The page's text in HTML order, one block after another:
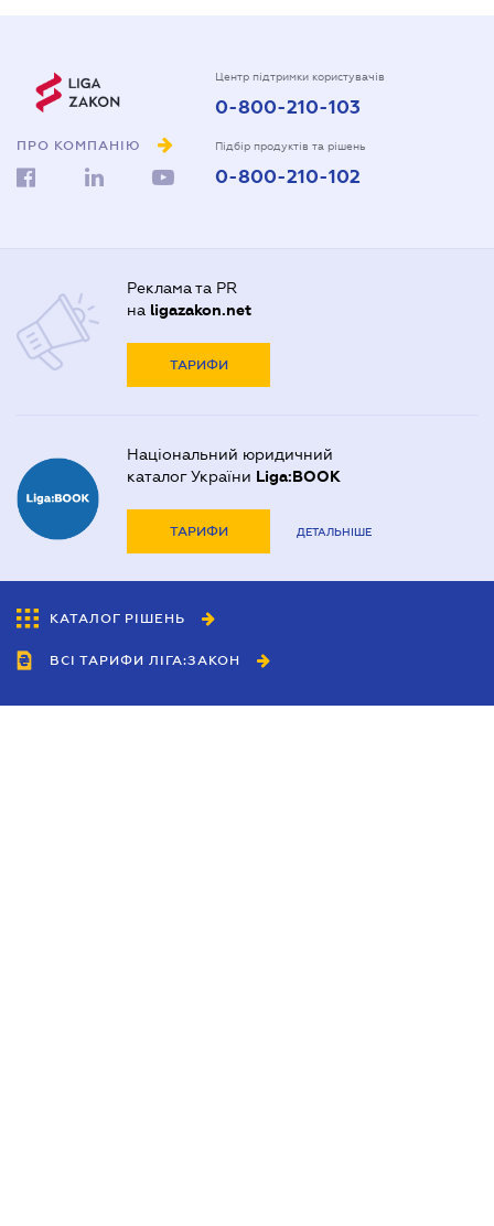
ПРО КОМПАНІЮ
Центр підтримки користувачів
0-800-210-103
Підбір продуктів та рішень
0-800-210-102
Реклама та PR
на ligazakon.net
ТАРИФИ
Національний юридичний
каталог України Liga:BOOK
ТАРИФИ ДЕТАЛЬНІШЕ
КАТАЛОГ РІШЕНЬ
ВСІ ТАРИФИ ЛІГА:ЗАКОН